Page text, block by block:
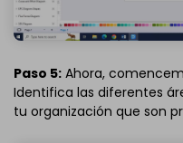
Paso 5: Ahora,
Identifica las diferentes
tu organización que son